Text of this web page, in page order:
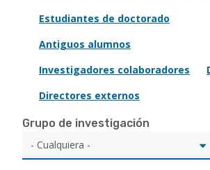
Estudiantes de doctorado
Antiguos alumnos
Investigadores colaboradores
Directores externos
Grupo de investigación